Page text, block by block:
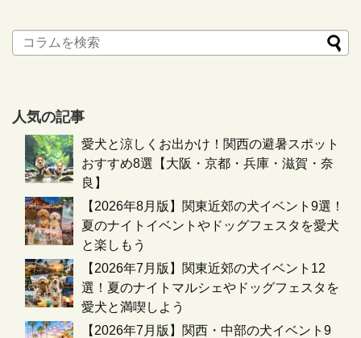
人気の記事
愛犬と涼しくお出かけ！関西の避暑スポット
おすすめ8選【大阪・京都・兵庫・滋賀・奈
良】
【2026年8月版】関東近郊の犬イベント9選！
夏のナイトイベントやドッグフェスタを愛犬
と楽しもう
【2026年7月版】関東近郊の犬イベント12
選！夏のナイトマルシェやドッグフェスタを
愛犬と満喫しよう
【2026年7月版】関西・中部の犬イベント9